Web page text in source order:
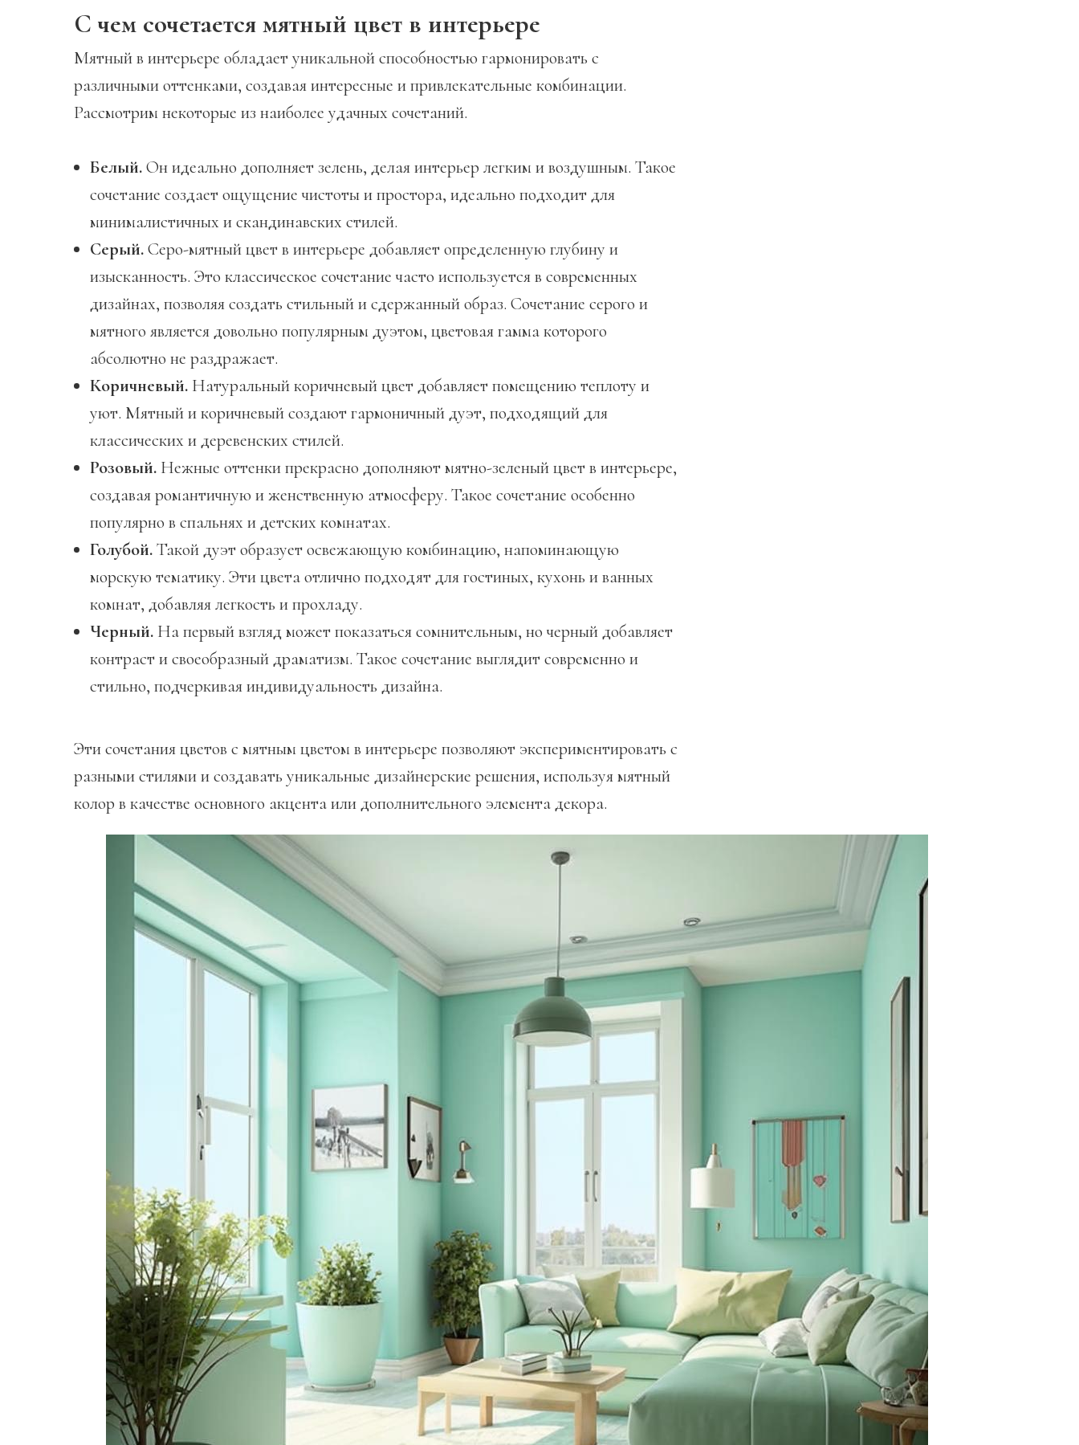
С чем сочетается мятный цвет в интерьере
Мятный в интерьере обладает уникальной способностью гармонировать с
различными оттенками, создавая интересные и привлекательные комбинации.
Рассмотрим некоторые из наиболее удачных сочетаний.
Белый.Он идеально дополняет зелень, делая интерьер легким и воздушным. Такое
сочетание создает ощущение чистоты и простора, идеально подходит для
минималистичных и скандинавских стилей.
Серый.Серо-мятный цвет в интерьере добавляет определенную глубину и
изысканность. Это классическое сочетание часто используется в современных
дизайнах, позволяя создать стильный и сдержанный образ. Сочетание серого и
мятного является довольно популярным дуэтом, цветовая гамма которого
абсолютно не раздражает.
Коричневый. Натуральный коричневый цвет добавляет помещению теплоту и
уют. Мятный и коричневый создают гармоничный дуэт, подходящий для
классических и деревенских стилей.
Розовый. Нежные оттенки прекрасно дополняют мятно-зеленый цвет в интерьере,
создавая романтичную и женственную атмосферу. Такое сочетание особенно
популярно в спальнях и детских комнатах.
Голубой.Такой дуэт образует освежающую комбинацию, напоминающую
морскую тематику. Эти цвета отлично подходят для гостиных, кухонь и ванных
комнат, добавляя легкость и прохладу.
Черный. На первый взгляд может показаться сомнительным, но черный добавляет
контраст и своеобразный драматизм. Такое сочетание выглядит современно и
стильно, подчеркивая индивидуальность дизайна.
Эти сочетания цветов с мятным цветом в интерьере позволяют экспериментировать с
разными стилями и создавать уникальные дизайнерские решения, используя мятный
колор в качестве основного акцента или дополнительного элемента декора.